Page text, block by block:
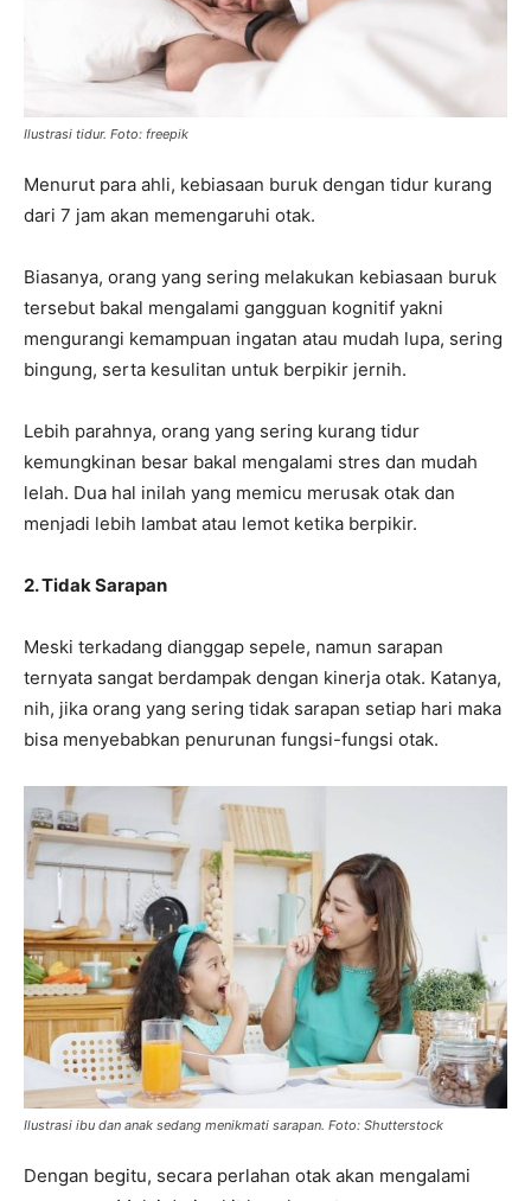
Ilustrasi tidur. Foto: freepik
Menurut para ahli, kebiasaan buruk dengan tidur kurang
dari 7 jam akan memengaruhi otak.
Biasanya, orang yang sering melakukan kebiasaan buruk
tersebut bakal mengalami gangguan kognitif yakni
mengurangi kemampuan ingatan atau mudah lupa, sering
bingung, serta kesulitan untuk berpikir jernih.
Lebih parahnya, orang yang sering kurang tidur
kemungkinan besar bakal mengalami stres dan mudah
lelah. Dua hal inilah yang memicu merusak otak dan
menjadi lebih lambat atau lemot ketika berpikir.
2. Tidak Sarapan
Meski terkadang dianggap sepele, namun sarapan
ternyata sangat berdampak dengan kinerja otak. Katanya,
nih, jika orang yang sering tidak sarapan setiap hari maka
bisa menyebabkan penurunan fungsi-fungsi otak.
Ilustrasi ibu dan anak sedang menikmati sarapan. Foto: Shutterstock
Dengan begitu, secara perlahan otak akan mengalami